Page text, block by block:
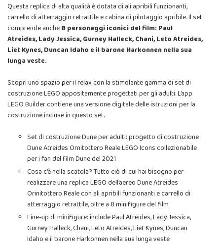
Questa replica di alta qualità è dotata di ali apribili funzionanti,
carrello di atterraggio retrattile e cabina di pilotaggio apribile. Il set
comprende anche8 personaggi iconici del film: Paul
Atreides, Lady Jessica, Gurney Halleck, Chani, Leto Atreides,
Liet Kynes, Duncan Idaho e il barone Harkonnen nella sua
lunga veste.
Scopri uno spazio per il relax con la stimolante gamma di set di
costruzione LEGO appositamente progettati per gli adulti. L’app
LEGO Builder contiene una versione digitale delle istruzioni per la
costruzione incluse in questo set.
Set di costruzione Dune per adulti: progetto di costruzione
Dune Atreides Ornitottero Reale LEGO Icons collezionabile
per i fan del film Dune del 2021
Cosa c’è nella scatola? Tutto ciò di cui hai bisogno per
realizzare una replica LEGO dell’aereo Dune Atreides
Orinitottero Reale con ali apribili funzionanti e carrello di
atterraggio retrattile, oltre a 8 minifigure del film
Line-up di minifigure: include Paul Atreides, Lady Jessica,
Gurney Halleck, Chani, Leto Atreides, Liet Kynes, Duncan
Idaho e il barone Harkonnen nella sua lunga veste